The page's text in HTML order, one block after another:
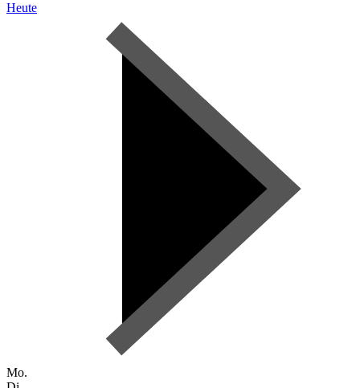
Heute
Mo.